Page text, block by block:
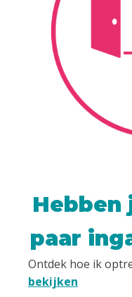
Hebben
paar
Ontdek hoe ik
bekijken